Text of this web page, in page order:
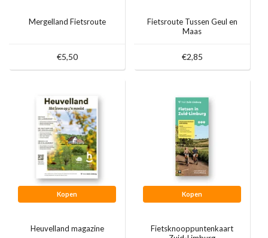
Mergelland Fietsroute
€5,50
Fietsroute Tussen Geul en
Maas
€2,85
Kopen
Heuvelland magazine
Kopen
Fietsknooppuntenkaart